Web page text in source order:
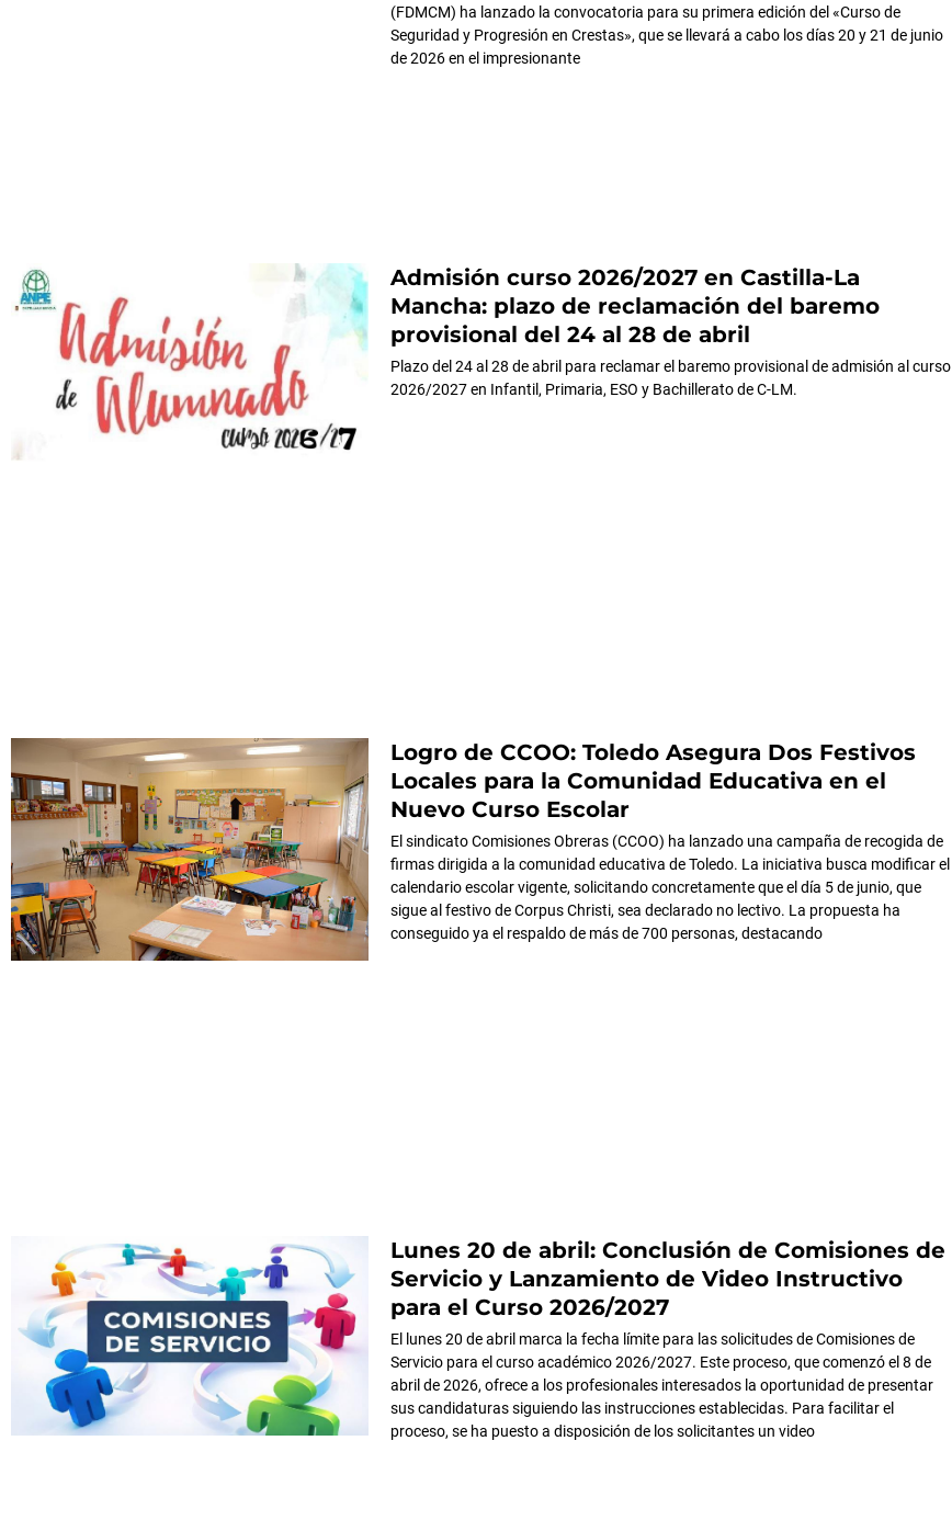
(FDMCM) ha lanzado la convocatoria para su primera edición del «Curso de
Seguridad y Progresión en Crestas», que se llevará a cabo los días 20 y 21 de junio
de 2026 en el impresionante
Admisión curso 2026/2027 en Castilla-La
Mancha: plazo de reclamación del baremo
provisional del 24 al 28 de abril
Plazo del 24 al 28 de abril para reclamar el baremo provisional de admisión al curso
2026/2027 en Infantil, Primaria, ESO y Bachillerato de C-LM.
Logro de CCOO: Toledo Asegura Dos Festivos
Locales para la Comunidad Educativa en el
Nuevo Curso Escolar
El sindicato Comisiones Obreras (CCOO) ha lanzado una campaña de recogida de
firmas dirigida a la comunidad educativa de Toledo. La iniciativa busca modificar el
calendario escolar vigente, solicitando concretamente que el día 5 de junio, que
sigue al festivo de Corpus Christi, sea declarado no lectivo. La propuesta ha
conseguido ya el respaldo de más de 700 personas, destacando
Lunes 20 de abril: Conclusión de Comisiones de
Servicio y Lanzamiento de Video Instructivo
para el Curso 2026/2027
El lunes 20 de abril marca la fecha límite para las solicitudes de Comisiones de
Servicio para el curso académico 2026/2027. Este proceso, que comenzó el 8 de
abril de 2026, ofrece a los profesionales interesados la oportunidad de presentar
sus candidaturas siguiendo las instrucciones establecidas. Para facilitar el
proceso, se ha puesto a disposición de los solicitantes un video